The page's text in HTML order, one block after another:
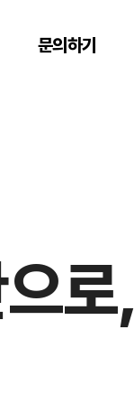
문의하기
로,